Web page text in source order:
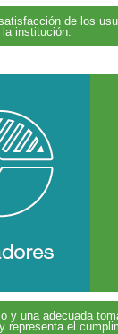
de los
institución.
y una adecuada
el